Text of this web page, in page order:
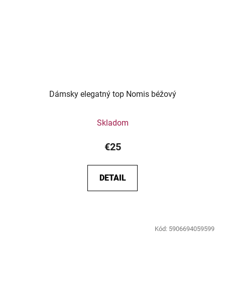
Dámsky elegatný top Nomis béžový
Skladom
€25
DETAIL
Kód: 5906694059599